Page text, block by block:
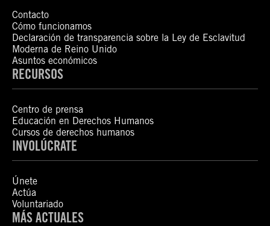
Contacto
Cómo funcionamos
Declaración de transparencia sobre la Ley de Esclavitud
Moderna de Reino Unido
Asuntos económicos
RECURSOS
Centro de prensa
Educación en Derechos Humanos
Cursos de derechos humanos
INVOLÚCRATE
Únete
Actúa
Voluntariado
MÁS ACTUALES